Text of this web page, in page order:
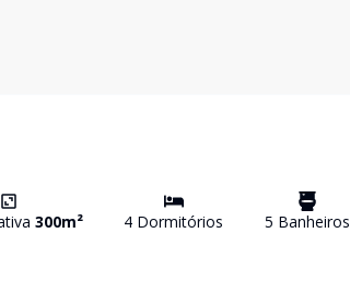
300m² 4 Dormitórios 5 Banheiros